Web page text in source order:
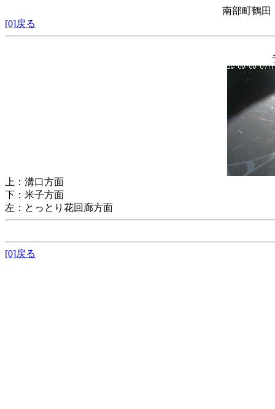
南部町鶴田
[0]戻る
上：溝口方面
下：米子方面
左：とっとり花回廊方面
[0]戻る